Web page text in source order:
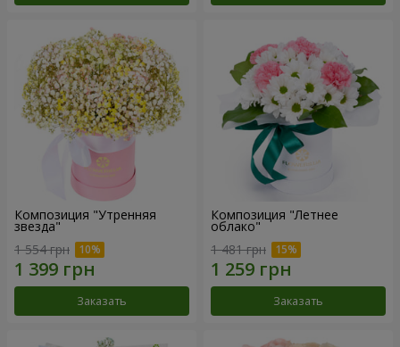
Композиция "Утренняя
звезда"
1 554 грн
Заказать
Композиция "Летнее
облако"
1 481 грн
Заказать